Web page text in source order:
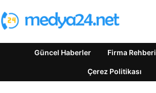
Güncel Haberler Firma Rehberi
Çerez Politikası